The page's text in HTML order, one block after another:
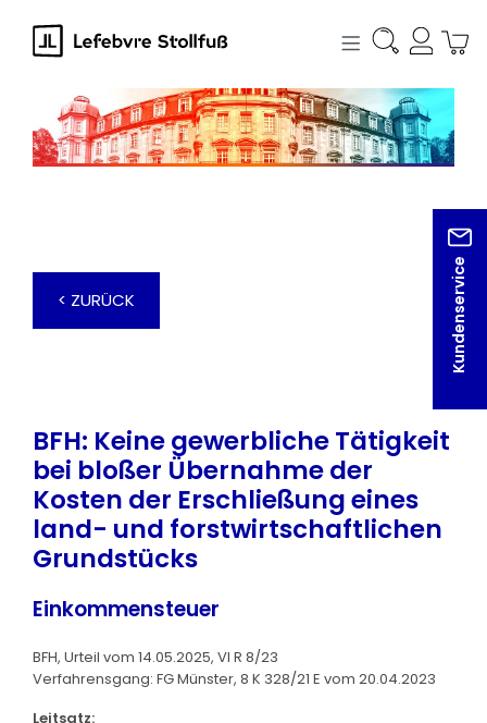
springen
Kundenservice
< ZURÜCK
BFH: Keine gewerbliche Tätigkeit
bei bloßer Übernahme der
Kosten der Erschließung eines
land- und forstwirtschaftlichen
Grundstücks
Einkommensteuer
BFH, Urteil vom 14.05.2025, VI R 8/23
Verfahrensgang: FG Münster, 8 K 328/21 E vom 20.04.2023
Leitsatz: